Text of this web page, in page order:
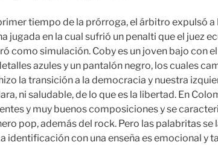
tiempo de la prórroga, el árbitro expulsó a
jugada en la cual sufrió un penalti que el juez
como simulación. Coby es un joven bajo con
azules y un pantalón negro, los cuales
la transición a la democracia y nuestra
ni saludable, de lo que es la libertad. En
y muy buenos composiciones y se
pop, además del rock. Pero las palabritas se
identificación con una enseña es emocional y